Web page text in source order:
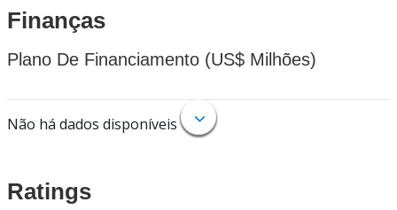
Finanças
Plano De Financiamento (US$ Milhões)
Não há dados disponíveis
Ratings